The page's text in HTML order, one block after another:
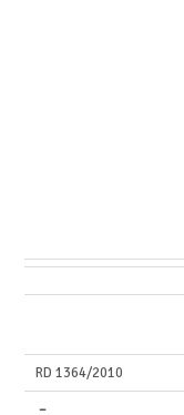
RD 1364/2010
–